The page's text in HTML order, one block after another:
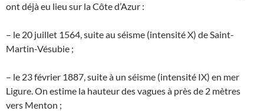
ont déjà eu lieu sur la Côte d’Azur :
– le 20 juillet 1564, suite au séisme (intensité X) de Saint-
Martin-Vésubie ;
– le 23 février 1887, suite à un séisme (intensité IX) en mer
Ligure. On estime la hauteur des vagues à près de 2 mètres
vers Menton ;